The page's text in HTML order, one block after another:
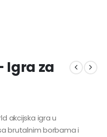
Igra za
akcijska igra u
brutalnim borbama i